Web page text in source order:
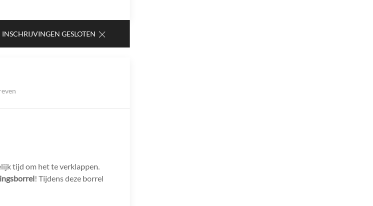
INSCHRIJVINGEN GESLOTEN
tijd om het te verklappen.
! Tijdens deze borrel